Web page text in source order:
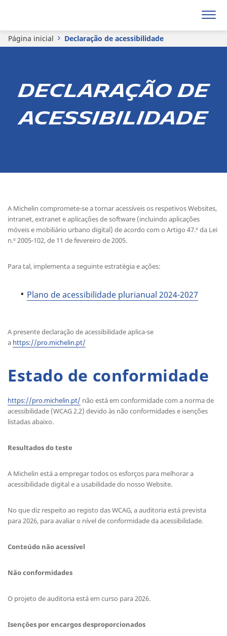
Página inicial Declaração de acessibilidade
Declaração de
acessibilidade
A Michelin compromete-se a tornar acessíveis os respetivos Websites,
intranet, extranet e aplicações de software (incluindo aplicações
móveis e mobiliário urbano digital) de acordo com o Artigo 47.º da Lei
n.º 2005-102, de 11 de fevereiro de 2005.
Para tal, implementa a seguinte estratégia e ações:
Plano de acessibilidade plurianual 2024-2027
A presente declaração de acessibilidade aplica-se
a https://pro.michelin.pt/
Estado de conformidade
https://pro.michelin.pt/ não está em conformidade com a norma de
acessibilidade (WCAG 2.2) devido às não conformidades e isenções
listadas abaixo.
Resultados do teste
A Michelin está a empregar todos os esforços para melhorar a
acessibilidade digital e a usabilidade do nosso Website.
No que diz respeito ao registo das WCAG, a auditoria está prevista
para 2026, para avaliar o nível de conformidade da acessibilidade.
Conteúdo não acessível
Não conformidades
O projeto de auditoria está em curso para 2026.
Isenções por encargos desproporcionados